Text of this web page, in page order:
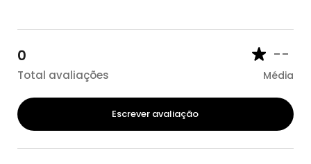
0
Total avaliações
--
Média
Escrever avaliação